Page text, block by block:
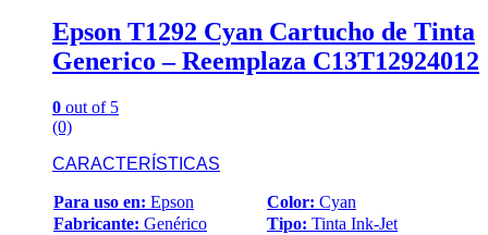
Epson T1292 Cyan Cartucho de Tinta
Generico – Reemplaza C13T12924012
0 out of 5
(0)
CARACTERÍSTICAS
Para uso en: Epson Color: Cyan
Fabricante: Genérico Tipo: Tinta Ink-Jet